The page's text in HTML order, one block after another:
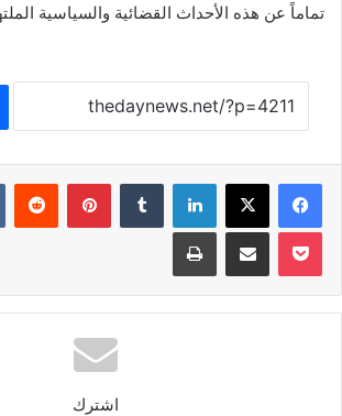
تماماً عن هذه الأحداث القضائية والسياسية
فيسبوك ‫X لينكدإن بينتيريست
‫Pocket مشاركة عبر البريد طباعة
اشترك